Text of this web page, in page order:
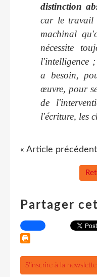
distinction
car le travail
machinal
nécessite
l'intelligence
a besoin,
œuvre, pour
de
l'écriture, les
« Article précédent
Partager
S'inscrire à la